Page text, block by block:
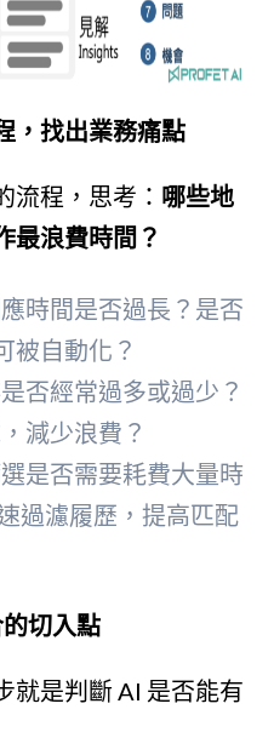
，找出業務痛點
流程，思考： 哪些地
最浪費時間？
時間是否過長？是否
被自動化？
否經常過多或過少？
減少浪費？
是否需要耗費大量時
過濾履歷，提高匹配
切入點
就是判斷 AI 是否能有